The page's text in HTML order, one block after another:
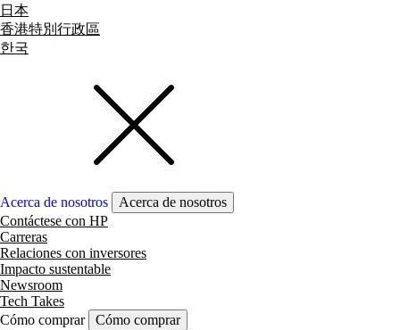
日本
香港特別行政區
한국
Acerca de nosotros
Acerca de nosotros
Contáctese con HP
Carreras
Relaciones con inversores
Impacto sustentable
Newsroom
Tech Takes
Cómo comprar
Cómo comprar